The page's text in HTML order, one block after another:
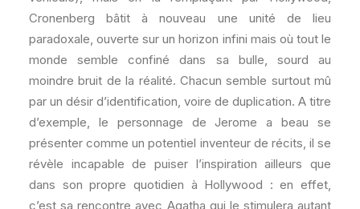
Cronenberg bâtit à nouveau une unité de lieu
paradoxale, ouverte sur un horizon infini mais où tout le
monde semble confiné dans sa bulle, sourd au
moindre bruit de la réalité. Chacun semble surtout mû
par un désir d’identification, voire de duplication. A titre
d’exemple, le personnage de Jerome a beau se
présenter comme un potentiel inventeur de récits, il se
révèle incapable de puiser l’inspiration ailleurs que
dans son propre quotidien à Hollywood : en effet,
c’est sa rencontre avec Agatha qui le stimulera autant